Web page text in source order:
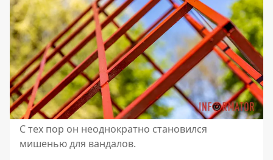
С тех пор он неоднократно становился
мишенью для вандалов.